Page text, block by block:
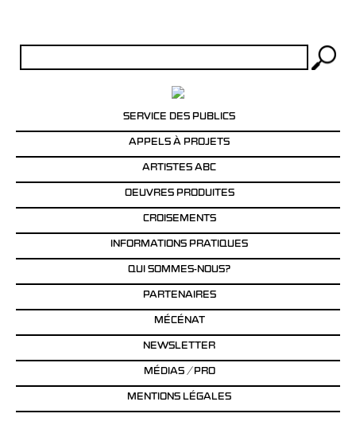
SERVICE DES PUBLICS
APPELS À PROJETS
ARTISTES ABC
OEUVRES PRODUITES
CROISEMENTS
INFORMATIONS PRATIQUES
QUI SOMMES-NOUS?
PARTENAIRES
MÉCÉNAT
NEWSLETTER
MÉDIAS / PRO
MENTIONS LÉGALES